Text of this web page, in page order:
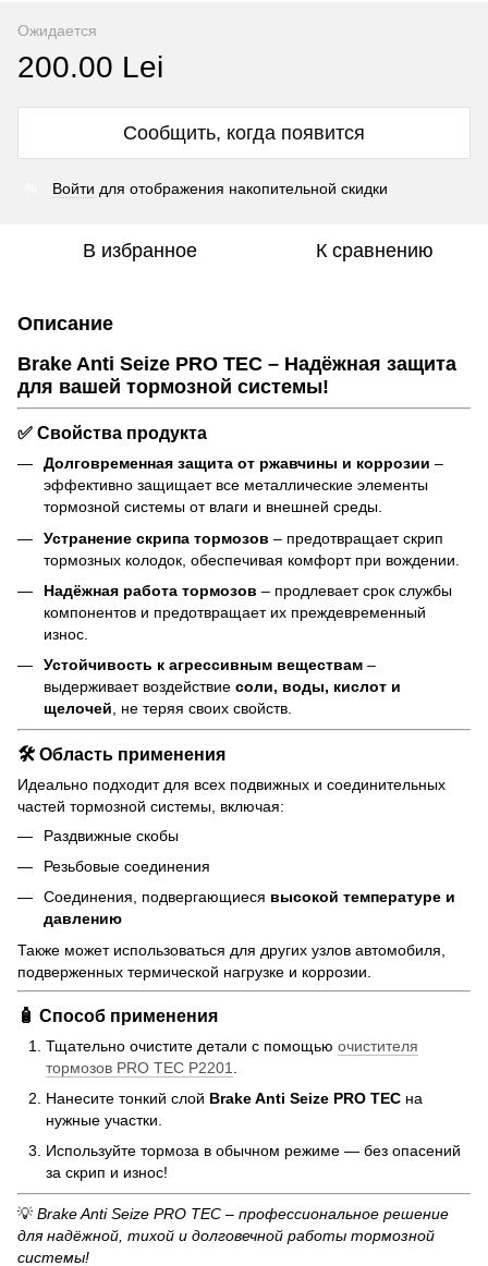
Ожидается
200.00 Lei
Сообщить, когда появится
Войти для отображения накопительной скидки
В избранное К сравнению
Описание
Brake Anti Seize PRO TEC – Надёжная защита
для вашей тормозной системы!
✅ Свойства продукта
Долговременная защита от ржавчины и коррозии –
эффективно защищает все металлические элементы
тормозной системы от влаги и внешней среды.
Устранение скрипа тормозов – предотвращает скрип
тормозных колодок, обеспечивая комфорт при вождении.
Надёжная работа тормозов – продлевает срок службы
компонентов и предотвращает их преждевременный
износ.
Устойчивость к агрессивным веществам –
выдерживает воздействие соли, воды, кислот и
щелочей, не теряя своих свойств.
🛠 Область применения
Идеально подходит для всех подвижных и соединительных
частей тормозной системы, включая:
Раздвижные скобы
Резьбовые соединения
Соединения, подвергающиеся высокой температуре и
давлению
Также может использоваться для других узлов автомобиля,
подверженных термической нагрузке и коррозии.
🧴 Способ применения
Тщательно очистите детали с помощью очистителя
тормозов PRO TEC P2201
Нанесите тонкий слой Brake Anti Seize PRO TEC на
нужные участки.
Используйте тормоза в обычном режиме — без опасений
за скрип и износ!
💡 Brake Anti Seize PRO TEC – профессиональное решение
для надёжной, тихой и долговечной работы тормозной
системы!